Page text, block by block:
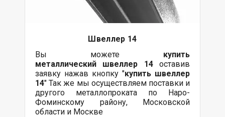
Швеллер 14
Вы можете купить
металлический швеллер 14оставив
заявку нажав кнопку "купить швеллер
14" Так же мы осуществляем поставки и
другого металлопроката по Наро-
Фоминскому району, Московской
области и Москве